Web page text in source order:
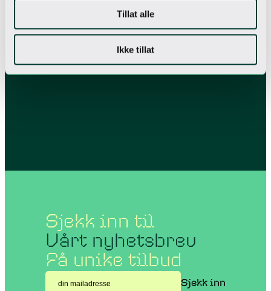
Tillat alle
Ikke tillat
Sjekk inn til
Vårt nyhetsbrev
Få unike tilbud